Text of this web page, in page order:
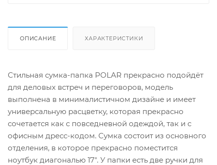
ОПИСАНИЕ ХАРАКТЕРИСТИКИ
Стильная сумка-папка POLAR прекрасно подойдёт
для деловых встреч и переговоров, модель
выполнена в минималистичном дизайне и имеет
универсальную расцветку, которая прекрасно
сочетается как с повседневной одеждой, так и с
офисным дресс-кодом. Сумка состоит из основного
отделения, в которое прекрасно поместится
ноутбук диагональю 17". У папки есть две ручки для